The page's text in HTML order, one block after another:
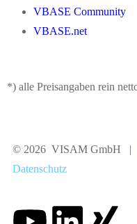
VBASE Community
VBASE.net
*) alle Preisangaben rein
© 2026 VISAM GmbH |
Datenschutz